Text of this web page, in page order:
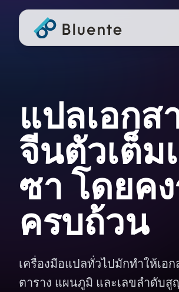
แปลเอกส
จีนตัวเต็ม
ซา โดยค
ครบถ้วน
เครื่องมือแปลทั่วไปมักทำให้เอ
ตาราง แผนภูมิ และเลขลำดับ